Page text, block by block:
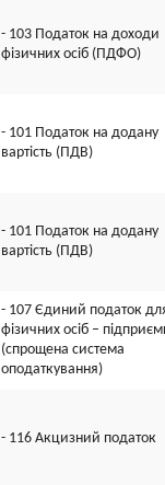
- 103 Податок на доходи
фізичних осіб (ПДФО)
- 101 Податок на додану
вартість (ПДВ)
- 101 Податок на додану
вартість (ПДВ)
- 107 Єдиний податок
фізичних осіб –
(спрощена система
оподаткування)
- 116 Акцизний податок